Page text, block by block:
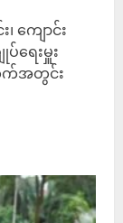
ကျောင်း
ရေးမှူး
က်အတွင်း